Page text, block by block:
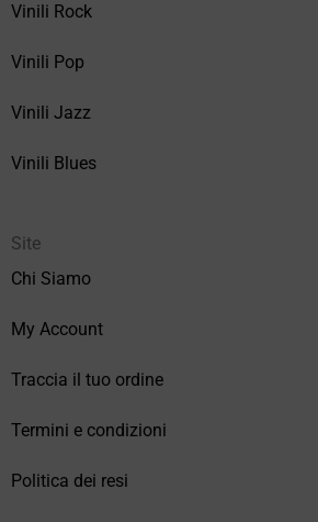
Vinili Rock
Vinili Pop
Vinili Jazz
Vinili Blues
Site
Chi Siamo
My Account
Traccia il tuo ordine
Termini e condizioni
Politica dei resi